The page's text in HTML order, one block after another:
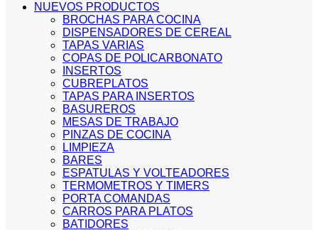
NUEVOS PRODUCTOS
BROCHAS PARA COCINA
DISPENSADORES DE CEREAL
TAPAS VARIAS
COPAS DE POLICARBONATO
INSERTOS
CUBREPLATOS
TAPAS PARA INSERTOS
BASUREROS
MESAS DE TRABAJO
PINZAS DE COCINA
LIMPIEZA
BARES
ESPATULAS Y VOLTEADORES
TERMOMETROS Y TIMERS
PORTA COMANDAS
CARROS PARA PLATOS
BATIDORES